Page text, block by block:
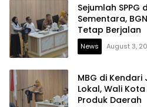
Sejumlah SPPG
Sementara,
Tetap Berjalan
News August 3,
MBG di
Lokal, Wali
Produk Daerah